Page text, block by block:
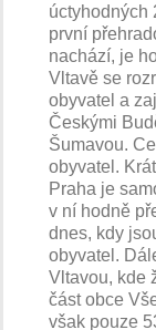
úctyhodných
první
nachází, je
Vltavě se
obyvatel a
Českými
Šumavou.
obyvatel.
Praha je
v ní hodně
dnes, kdy
obyvatel.
Vltavou, kde
část obce
však pouze